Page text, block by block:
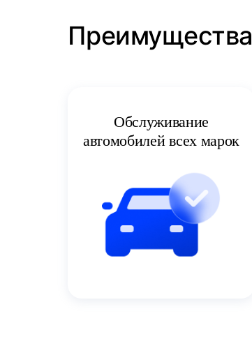
Преимущества
Обслуживание
автомобилей всех марок